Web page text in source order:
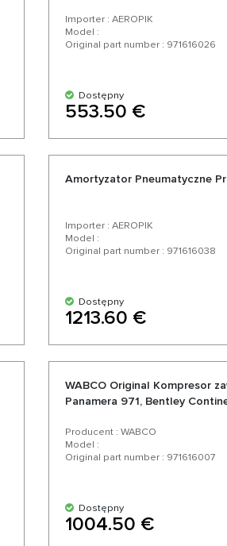
Importer : AEROPIK
Model :
Original part number : 971616026
Dostępny
553.50 €
Amortyzator Pneumatyczne
Importer : AEROPIK
Model :
Original part number : 971616038
Dostępny
1213.60 €
WABCO Original Kompresor
Panamera 971, Bentley
Producent : WABCO
Model :
Original part number : 971616007
Dostępny
1004.50 €